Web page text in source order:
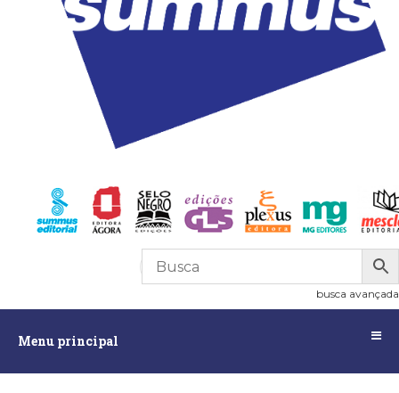
R$0,00
busca avançada
Menu principal
principalAssuntos